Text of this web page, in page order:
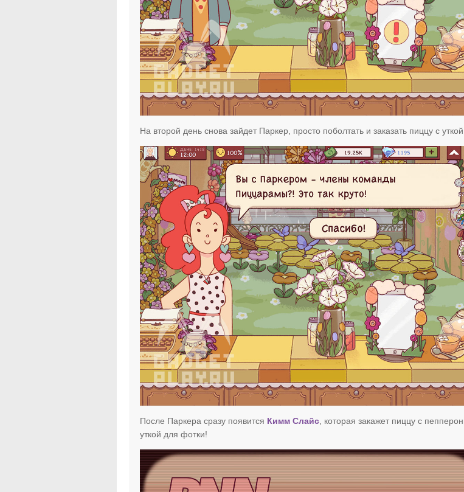
На второй день снова зайдет Паркер, просто поболтать и заказать пиццу с
После Паркера сразу появится Кимм Слайс , которая закажет пиццу с
уткой для фотки!